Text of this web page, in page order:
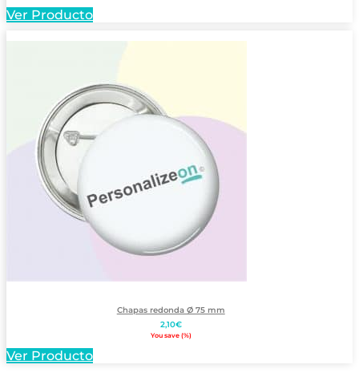
Ver Producto
Chapas redonda Ø 75 mm
2,10€
You save (%)
Ver Producto